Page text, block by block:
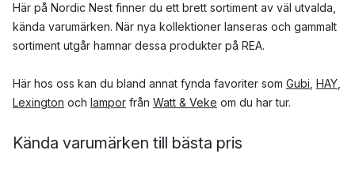
Här på Nordic Nest finner du ett brett sortiment av väl utvalda,
kända varumärken. När nya kollektioner lanseras och gammalt
sortiment utgår hamnar dessa produkter på REA.
Här hos oss kan du bland annat fynda favoriter som Gubi HAY
Lexington och lampor från Watt & Veke om du har tur.
Kända varumärken till bästa pris